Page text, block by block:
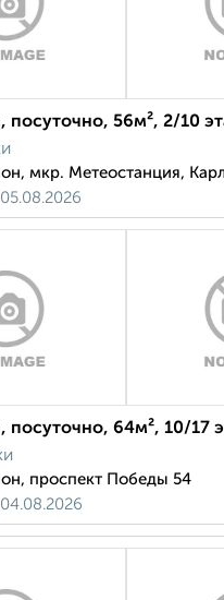
посуточно, 56м², 2/10
мкр. Метеостанция,
посуточно, 64м², 10/17
проспект Победы 54